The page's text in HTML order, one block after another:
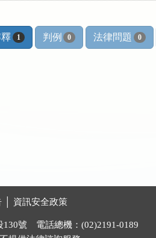
1 判例 0 法律問題 0
資訊安全政策
130號 電話總機：(02)2191-0189